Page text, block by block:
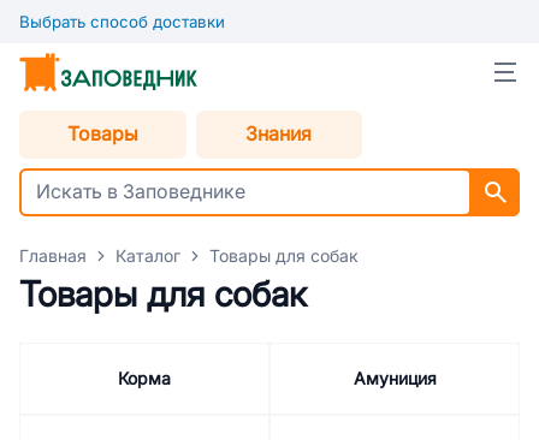
Выбрать способ доставки
Товары Знания
Главная Каталог Товары для собак
Товары для собак
Корма Амуниция